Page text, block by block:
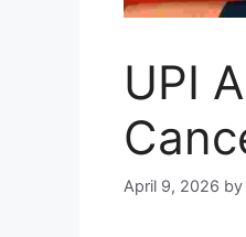
UPI
April 9, 2026 by